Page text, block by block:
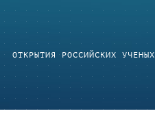
ОТКРЫТИЯ РОССИЙСКИХ УЧЕНЫХ